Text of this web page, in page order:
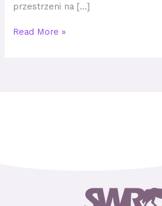
przestrzeni na […]
Read More »